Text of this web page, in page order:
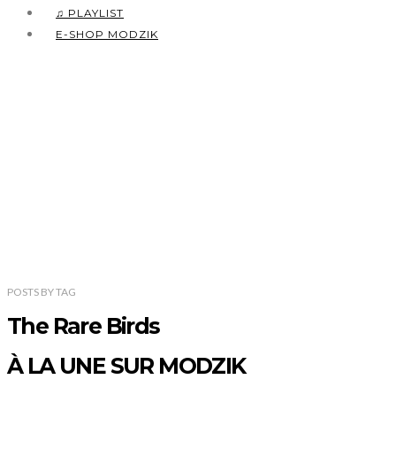
♫ PLAYLIST
E-SHOP MODZIK
POSTS BYTAG
The Rare Birds
À LA UNE SUR MODZIK